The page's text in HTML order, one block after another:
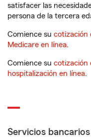
satisfacer las
persona de la tercera
Comience su cotización
Medicare en línea.
Comience su cotización
hospitalización en línea.
Servicios bancarios